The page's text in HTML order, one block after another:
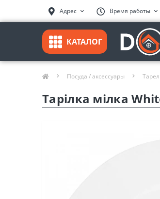
Адрес Время работы
КАТАЛОГ
Посуда / аксессуары
Тарілка мілка